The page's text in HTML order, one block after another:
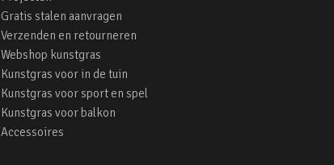
Gratis stalen aanvragen
Verzenden en retourneren
Webshop kunstgras
Kunstgras voor in de tuin
Kunstgras voor sport en spel
Kunstgras voor balkon
Accessoires